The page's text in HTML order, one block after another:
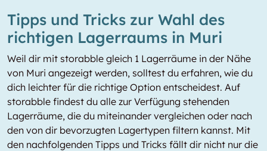
Tipps und Tricks zur Wahl des
richtigen Lagerraums in Muri
Weil dir mit storabble gleich 1 Lagerräume in der Nähe
von Muri angezeigt werden, solltest du erfahren, wie du
dich leichter für die richtige Option entscheidest. Auf
storabble findest du alle zur Verfügung stehenden
Lagerräume, die du miteinander vergleichen oder nach
den von dir bevorzugten Lagertypen filtern kannst. Mit
den nachfolgenden Tipps und Tricks fällt dir nicht nur die